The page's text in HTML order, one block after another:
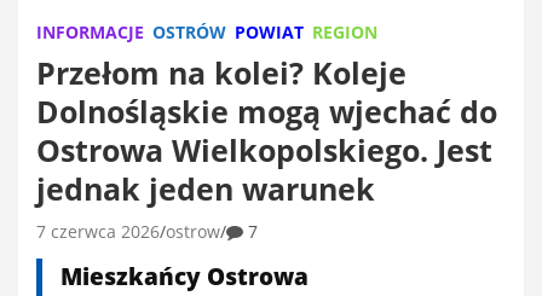
INFORMACJE OSTRÓW POWIAT REGION
Przełom na kolei? Koleje
Dolnośląskie mogą wjechać do
Ostrowa Wielkopolskiego. Jest
jednak jeden warunek
7 czerwca 2026 ostrow 7
Mieszkańcy Ostrowa